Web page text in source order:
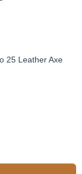
25 Leather Axe